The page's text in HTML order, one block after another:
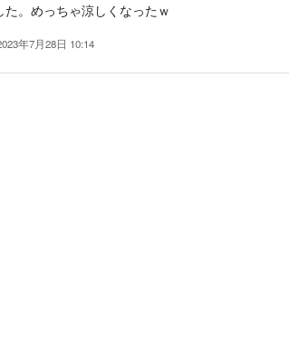
た。めっちゃ涼しくなったｗ
年7月28日 10:14